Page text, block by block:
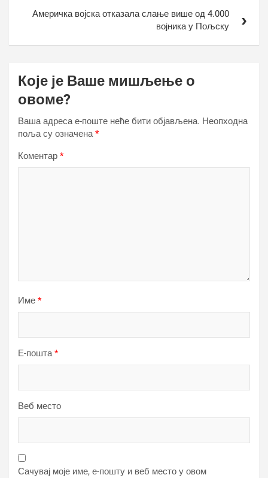
Америчка војска отказала слање више од 4.000
војника у Пољску
Које је Ваше мишљење о
овоме?
Ваша адреса е-поште неће бити објављена. Неопходна
поља су означена*
Коментар *
Име *
Е-пошта*
Веб место
Сачувај моје име, е-пошту и веб место у овом